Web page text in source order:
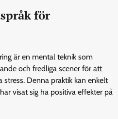
för
är en mental teknik som
och fredliga scener för att
Denna praktik kan enkelt
visat sig ha positiva effekter på